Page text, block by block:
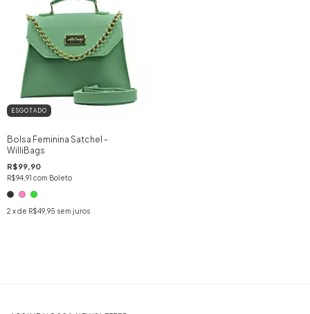
ESGOTADO
Bolsa Feminina Satchel -
WilliBags
R$99,90
R$94,91 com Boleto
2 x de R$49,95 sem juros